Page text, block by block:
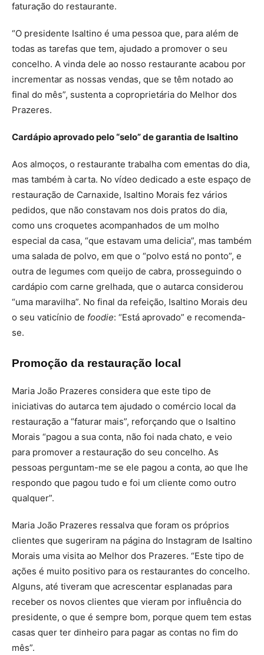
faturação do restaurante.
“O presidente Isaltino é uma pessoa que, para além de
todas as tarefas que tem, ajudado a promover o seu
concelho. A vinda dele ao nosso restaurante acabou por
incrementar as nossas vendas, que se têm notado ao
final do mês”, sustenta a coproprietária do Melhor dos
Prazeres.
Cardápio aprovado pelo “selo” de garantia de Isaltino
Aos almoços, o restaurante trabalha com ementas do dia,
mas também à carta. No vídeo dedicado a este espaço de
restauração de Carnaxide, Isaltino Morais fez vários
pedidos, que não constavam nos dois pratos do dia,
como uns croquetes acompanhados de um molho
especial da casa, “que estavam uma delicia”, mas também
uma salada de polvo, em que o “polvo está no ponto”, e
outra de legumes com queijo de cabra, prosseguindo o
cardápio com carne grelhada, que o autarca considerou
“uma maravilha”. No final da refeição, Isaltino Morais deu
o seu vaticínio de foodie: “Está aprovado” e recomenda-
se.
Promoção da restauração local
Maria João Prazeres considera que este tipo de
iniciativas do autarca tem ajudado o comércio local da
restauração a “faturar mais”, reforçando que o Isaltino
Morais “pagou a sua conta, não foi nada chato, e veio
para promover a restauração do seu concelho. As
pessoas perguntam-me se ele pagou a conta, ao que lhe
respondo que pagou tudo e foi um cliente como outro
qualquer”.
Maria João Prazeres ressalva que foram os próprios
clientes que sugeriram na página do Instagram de Isaltino
Morais uma visita ao Melhor dos Prazeres. “Este tipo de
ações é muito positivo para os restaurantes do concelho.
Alguns, até tiveram que acrescentar esplanadas para
receber os novos clientes que vieram por influência do
presidente, o que é sempre bom, porque quem tem estas
casas quer ter dinheiro para pagar as contas no fim do
mês”.